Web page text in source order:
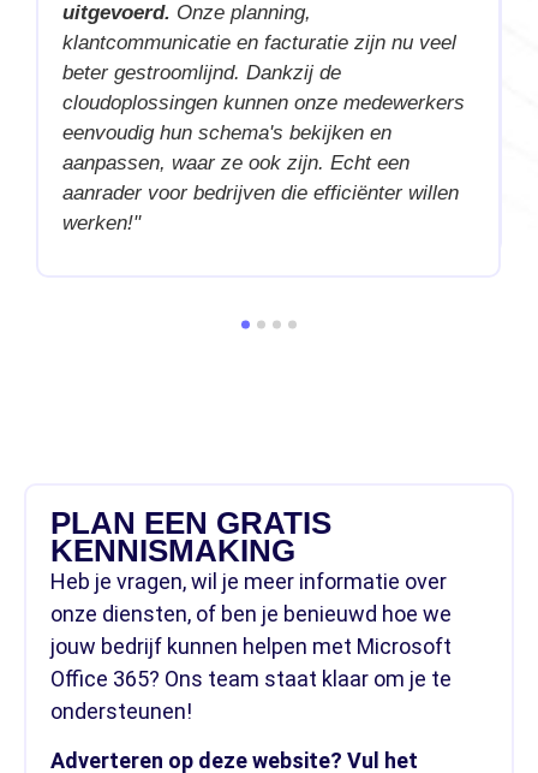
uitgevoerd. Onze planning,
klantcommunicatie en facturatie zijn nu veel
beter gestroomlijnd. Dankzij de
cloudoplossingen kunnen onze medewerkers
eenvoudig hun schema's bekijken en
aanpassen, waar ze ook zijn. Echt een
aanrader voor bedrijven die efficiënter willen
werken!"
PLAN EEN GRATIS
KENNISMAKING
Heb je vragen, wil je meer informatie over
onze diensten, of ben je benieuwd hoe we
jouw bedrijf kunnen helpen met Microsoft
Office 365? Ons team staat klaar om je te
ondersteunen!
Adverteren op deze website? Vul het